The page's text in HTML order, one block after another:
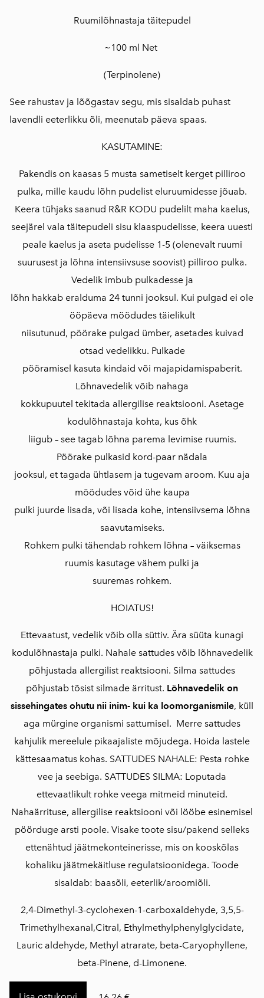
Ruumilõhnastaja täitepudel
~100 ml Net
(Terpinolene)
See rahustav ja lõõgastav segu, mis sisaldab puhast
lavendli eeterlikku õli, meenutab päeva spaas.
KASUTAMINE:
Pakendis on kaasas 5 musta sametiselt kerget pilliroo
pulka, mille kaudu lõhn pudelist eluruumidesse jõuab.
Keera tühjaks saanud R&R KODU pudelilt maha kaelus,
seejärel vala täitepudeli sisu klaaspudelisse, keera uuesti
peale kaelus ja aseta pudelisse 1-5 (olenevalt ruumi
suurusest ja lõhna intensiivsuse soovist) pilliroo pulka.
Vedelik imbub pulkadesse ja
lõhn hakkab eralduma 24 tunni jooksul. Kui pulgad ei ole
ööpäeva möödudes täielikult
niisutunud, pöörake pulgad ümber, asetades kuivad
otsad vedelikku. Pulkade
pööramisel kasuta kindaid või majapidamispaberit.
Lõhnavedelik võib nahaga
kokkupuutel tekitada allergilise reaktsiooni. Asetage
kodulõhnastaja kohta, kus õhk
liigub – see tagab lõhna parema levimise ruumis.
Pöörake pulkasid kord-paar nädala
jooksul, et tagada ühtlasem ja tugevam aroom. Kuu aja
möödudes võid ühe kaupa
pulki juurde lisada, või lisada kohe, intensiivsema lõhna
saavutamiseks.
Rohkem pulki tähendab rohkem lõhna – väiksemas
ruumis kasutage vähem pulki ja
suuremas rohkem.
HOIATUS!
Ettevaatust, vedelik võib olla süttiv. Ära süüta kunagi
kodulõhnastaja pulki. Nahale sattudes võib lõhnavedelik
põhjustada allergilist reaktsiooni. Silma sattudes
põhjustab tõsist silmade ärritust. Lõhnavedelik on
sissehingates ohutu nii inim- kui ka loomorganismile, küll
aga mürgine organismi sattumisel. Merre sattudes
kahjulik mereelule pikaajaliste mõjudega. Hoida lastele
kättesaamatus kohas. SATTUDES NAHALE: Pesta rohke
vee ja seebiga. SATTUDES SILMA: Loputada
ettevaatlikult rohke veega mitmeid minuteid.
Nahaärrituse, allergilise reaktsiooni või lööbe esinemisel
pöörduge arsti poole. Visake toote sisu/pakend selleks
ettenähtud jäätmekonteinerisse, mis on kooskõlas
kohaliku jäätmekäitluse regulatsioonidega. Toode
sisaldab: baasõli, eeterlik/aroomiõli.
2,4-Dimethyl-3-cyclohexen-1-carboxaldehyde, 3,5,5-
Trimethylhexanal,Citral, Ethylmethylphenylglycidate,
Lauric aldehyde, Methyl atrarate, beta-Caryophyllene,
beta-Pinene, d-Limonene.